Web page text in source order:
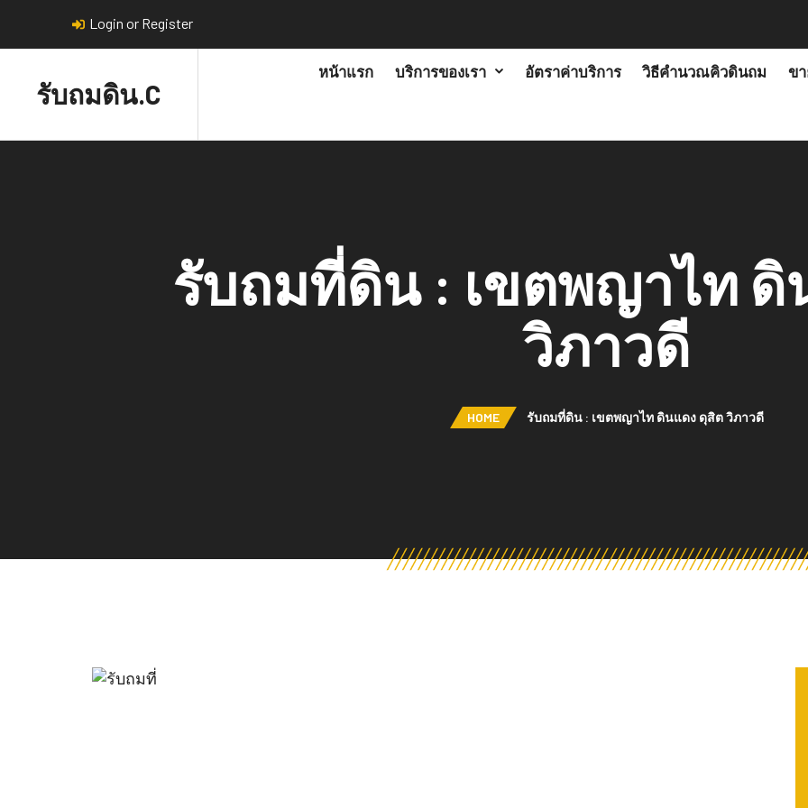
Login or Register
รับถมดิน.C
หน้าแรก บริการของเรา อัตราค่าบริการ วิธีคำนวณคิวดินถม ข
รับถมที่ดิน : เขตพญาไท ดิ
วิภาวดี
HOME รับถมที่ดิน : เขตพญาไท ดินแดง ดุสิต วิภาวดี